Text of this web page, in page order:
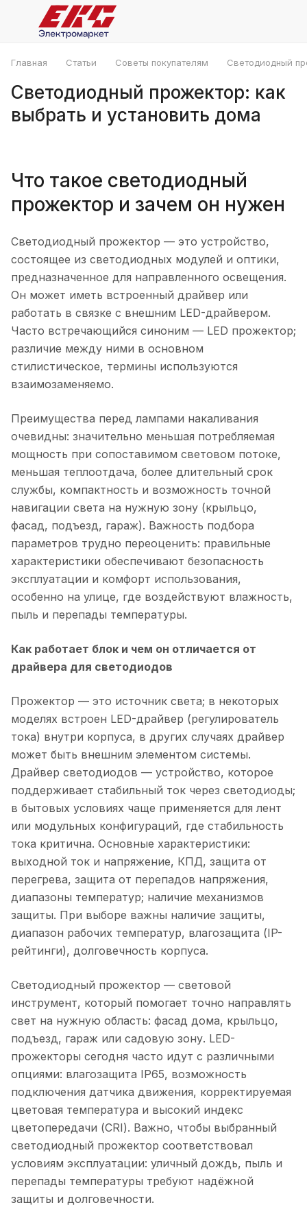
Главная Статьи Советы покупателям Светодиодный
Светодиодный прожектор: как
выбрать и установить дома
Что такое светодиодный
прожектор и зачем он нужен
Светодиодный прожектор — это устройство,
состоящее из светодиодных модулей и оптики,
предназначенное для направленного освещения.
Он может иметь встроенный драйвер или
работать в связке с внешним LED-драйвером.
Часто встречающийся синоним — LED прожектор;
различие между ними в основном
стилистическое, термины используются
взаимозаменяемо.
Преимущества перед лампами накаливания
очевидны: значительно меньшая потребляемая
мощность при сопоставимом световом потоке,
меньшая теплоотдача, более длительный срок
службы, компактность и возможность точной
навигации света на нужную зону (крыльцо,
фасад, подъезд, гараж). Важность подбора
параметров трудно переоценить: правильные
характеристики обеспечивают безопасность
эксплуатации и комфорт использования,
особенно на улице, где воздействуют влажность,
пыль и перепады температуры.
Как работает блок и чем он отличается от
драйвера для светодиодов
Прожектор — это источник света; в некоторых
моделях встроен LED-драйвер (регулирователь
тока) внутри корпуса, в других случаях драйвер
может быть внешним элементом системы.
Драйвер светодиодов — устройство, которое
поддерживает стабильный ток через светодиоды;
в бытовых условиях чаще применяется для лент
или модульных конфигураций, где стабильность
тока критична. Основные характеристики:
выходной ток и напряжение, КПД, защита от
перегрева, защита от перепадов напряжения,
диапазоны температур; наличие механизмов
защиты. При выборе важны наличие защиты,
диапазон рабочих температур, влагозащита (IP-
рейтинги), долговечность корпуса.
Светодиодный прожектор — световой
инструмент, который помогает точно направлять
свет на нужную область: фасад дома, крыльцо,
подъезд, гараж или садовую зону. LED-
прожекторы сегодня часто идут с различными
опциями: влагозащита IP65, возможность
подключения датчика движения, корректируемая
цветовая температура и высокий индекс
цветопередачи (CRI). Важно, чтобы выбранный
светодиодный прожектор соответствовал
условиям эксплуатации: уличный дождь, пыль и
перепады температуры требуют надёжной
защиты и долговечности.